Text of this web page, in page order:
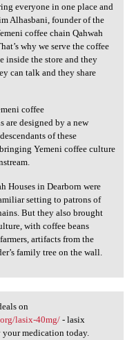
everyone in one place and
Alhasbani, founder of the
coffee chain Qahwah
why we serve the coffee
inside the store and they
can talk and they share
coffee
are designed by a new
of these
Yemeni coffee culture
Houses in Dearborn were
setting to patrons of
But they also brought
with coffee beans
artifacts from the
family tree on the wall.
deals on
on
lasix-40mg/- lasix
medication today.